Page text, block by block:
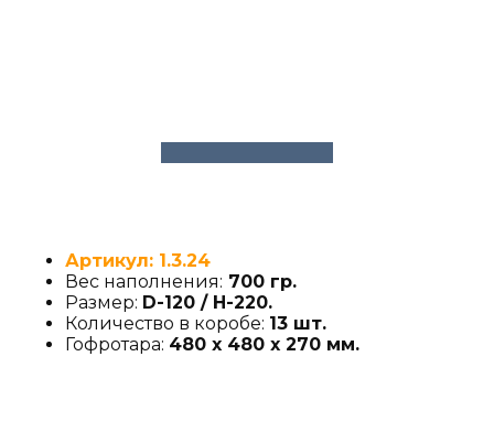
Артикул: 1.3.24
Вес наполнения: 700 гр.
Размер: D-120 / H-220.
Количество в коробе: 13 шт.
Гофротара: 480 х 480 х 270 мм.